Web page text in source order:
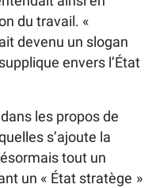
du travail. «
devenu un slogan
envers l’État
les propos de
s’ajoute la
tout un
un « État stratège »